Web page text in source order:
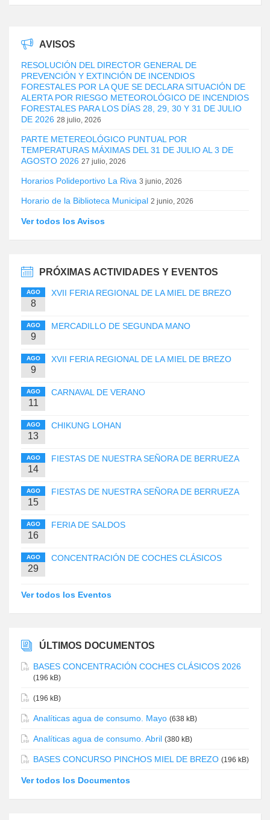
AVISOS
RESOLUCIÓN DEL DIRECTOR GENERAL DE
PREVENCIÓN Y EXTINCIÓN DE INCENDIOS
FORESTALES POR LA QUE SE DECLARA SITUACIÓN DE
ALERTA POR RIESGO METEOROLÓGICO DE INCENDIOS
FORESTALES PARA LOS DÍAS 28, 29, 30 Y 31 DE JULIO
DE 2026 28 julio, 2026
PARTE METEREOLÓGICO PUNTUAL POR
TEMPERATURAS MÁXIMAS DEL 31 DE JULIO AL 3 DE
AGOSTO 2026 27 julio, 2026
Horarios Polideportivo La Riva 3 junio, 2026
Horario de la Biblioteca Municipal 2 junio, 2026
Ver todos los Avisos
PRÓXIMAS ACTIVIDADES Y EVENTOS
AGO
8
XVII FERIA REGIONAL DE LA MIEL DE BREZO
AGO
9
MERCADILLO DE SEGUNDA MANO
AGO
9
XVII FERIA REGIONAL DE LA MIEL DE BREZO
AGO
11
CARNAVAL DE VERANO
AGO
13
CHIKUNG LOHAN
AGO
14
FIESTAS DE NUESTRA SEÑORA DE BERRUEZA
AGO
15
FIESTAS DE NUESTRA SEÑORA DE BERRUEZA
AGO
16
FERIA DE SALDOS
AGO
29
CONCENTRACIÓN DE COCHES CLÁSICOS
Ver todos los Eventos
ÚLTIMOS DOCUMENTOS
BASES CONCENTRACIÓN COCHES CLÁSICOS 2026
(196 kB)
(196 kB)
Analíticas agua de consumo. Mayo (638 kB)
Analíticas agua de consumo. Abril (380 kB)
BASES CONCURSO PINCHOS MIEL DE BREZO (196 kB)
Ver todos los Documentos